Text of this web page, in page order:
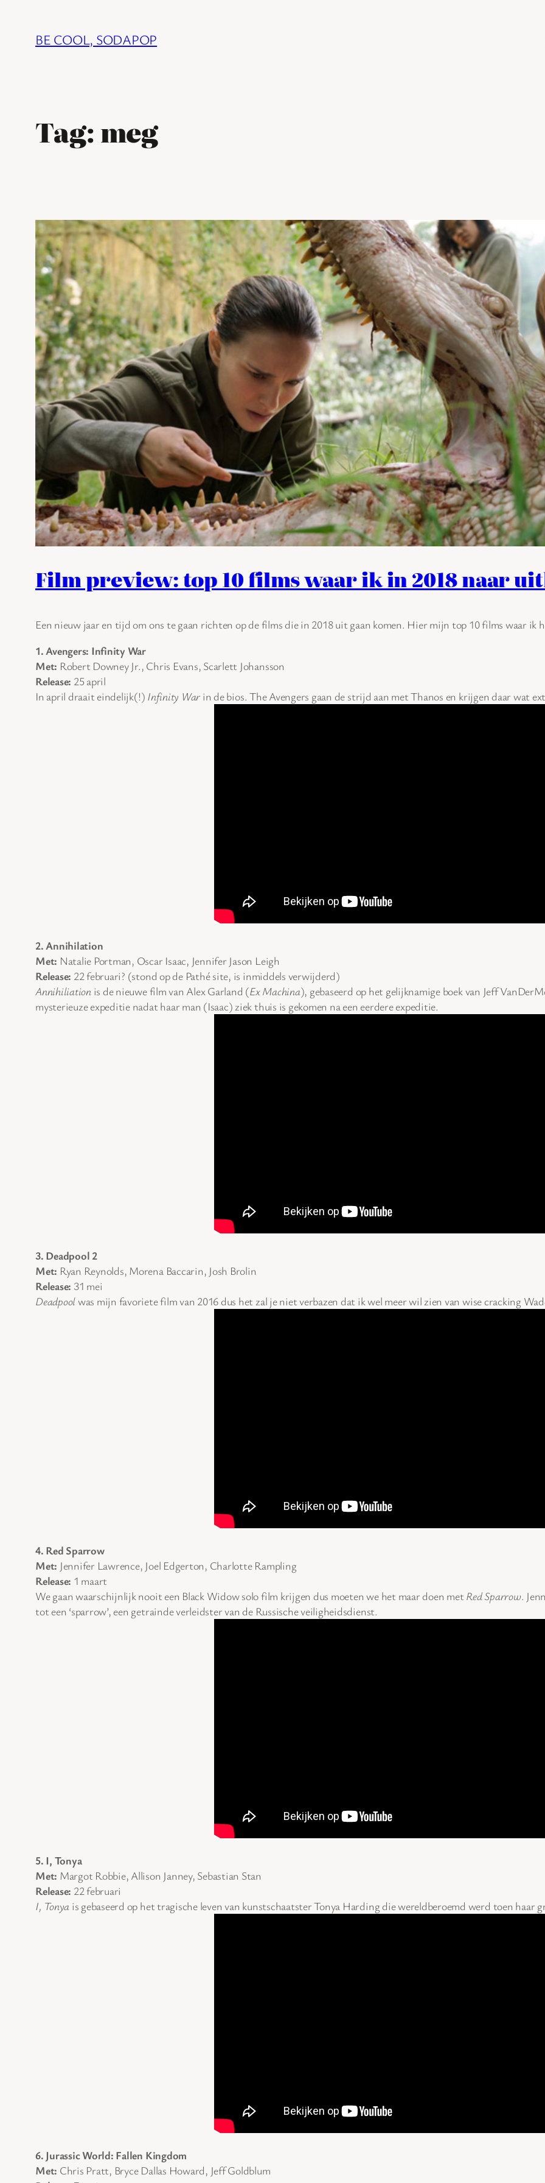
BE COOL, SODAPOP
Tag:meg
Film preview: top 10 films waar ik in 2018 naar
Een nieuw jaar en tijd om ons te gaan richten op de films die in 2018 uit gaan komen. Hier mijn top 10 films waar ik
1. Avengers: Infinity War
Met: Robert Downey Jr., Chris Evans, Scarlett Johansson
Release: 25 april
In april draait eindelijk(!) Infinity War in de bios. The Avengers gaan de strijd aan met Thanos en krijgen daar wat
2. Annihilation
Met: Natalie Portman, Oscar Isaac, Jennifer Jason Leigh
Release: 22 februari? (stond op de Pathé site, is inmiddels verwijderd)
Annihiliationis de nieuwe film van Alex Garland (Ex Machina), gebaseerd op het gelijknamige boek van Jeff
mysterieuze expeditie nadat haar man (Isaac) ziek thuis is gekomen na een eerdere expeditie.
3. Deadpool 2
Met: Ryan Reynolds, Morena Baccarin, Josh Brolin
Release: 31 mei
Deadpoolwas mijn favoriete film van 2016 dus het zal je niet verbazen dat ik wel meer wil zien van wise cracking
4. Red Sparrow
Met: Jennifer Lawrence, Joel Edgerton, Charlotte Rampling
Release: 1 maart
We gaan waarschijnlijk nooit een Black Widow solo film krijgen dus moeten we het maar doen met Red Sparrow.
tot een ‘sparrow’, een getrainde verleidster van de Russische veiligheidsdienst.
5. I, Tonya
Met: Margot Robbie, Allison Janney, Sebastian Stan
Release: 22 februari
I, Tonya is gebaseerd op het tragische leven van kunstschaatster Tonya Harding die wereldberoemd werd toen haar
6. Jurassic World: Fallen Kingdom
Met: Chris Pratt, Bryce Dallas Howard, Jeff Goldblum